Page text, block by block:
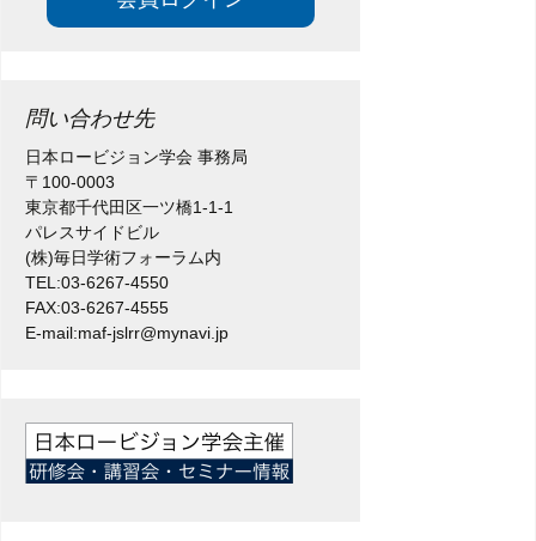
問い合わせ先
日本ロービジョン学会 事務局
〒100-0003
東京都千代田区一ツ橋1-1-1
パレスサイドビル
(株)毎日学術フォーラム内
TEL:03-6267-4550
FAX:03-6267-4555
E-mail:maf-jslrr@mynavi.jp